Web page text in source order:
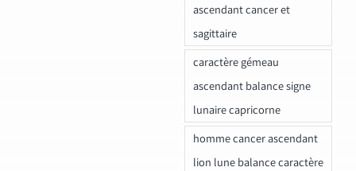
ascendant cancer et
sagittaire
caractère gémeau
ascendant balance signe
lunaire capricorne
homme cancer ascendant
lion lune balance caractère